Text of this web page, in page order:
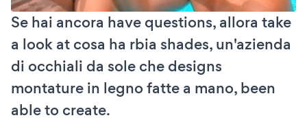
Se hai ancora have questions, allora take
a look at cosa ha rbia shades, un'azienda
di occhiali da sole che designs
montature in legno fatte a mano, been
able to create.